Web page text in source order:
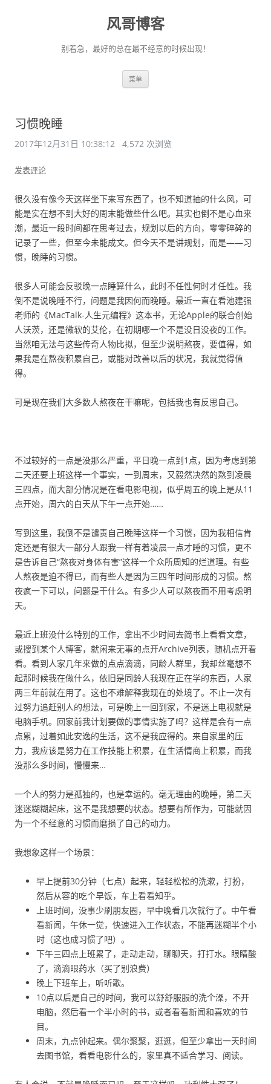
风哥博客
别着急，最好的总在最不经意的时候出现！
菜单
习惯晚睡
2017年12月31日 10:38:12 4,572 次浏览
发表评论
很久没有像今天这样坐下来写东西了，也不知道抽的什么风，可
能是实在想不到大好的周末能做些什么吧。其实也倒不是心血来
潮，最近一段时间都在思考过去，规划以后的方向，零零碎碎的
记录了一些，但至今未能成文。但今天不是讲规划，而是——习
惯，晚睡的习惯。
很多人可能会反驳晚一点睡算什么，此时不任性何时才任性。我
倒不是说晚睡不行，问题是我因何而晚睡。最近一直在看池建强
老师的《MacTalk-人生元编程》这本书，无论Apple的联合创始
人沃茨，还是微软的艾伦，在初期哪一个不是没日没夜的工作。
当然咱无法与这些传奇人物比拟，但至少说明熬夜，要值得，如
果我是在熬夜积累自己，或能对改善以后的状况，我就觉得值
得。
可是现在我们大多数人熬夜在干嘛呢，包括我也有反思自己。
不过较好的一点是没那么严重，平日晚一点到1点，因为考虑到第
二天还要上班这样一个事实，一到周末，又毅然决然的熬到凌晨
三四点，而大部分情况是在看电影电视，似乎周五的晚上是从11
点开始，周六的白天从下午一点开始……
写到这里，我倒不是谴责自己晚睡这样一个习惯，因为我相信肯
定还是有很大一部分人跟我一样有着凌晨一点才睡的习惯，更不
是告诉自己“熬夜对身体有害”这样一个众所周知的烂道理。有些
人熬夜是迫不得已，而有些人是因为三四年时间形成的习惯。熬
夜疯一下可以，问题是干什么。有多少人可以熬夜而不用考虑明
天。
最近上班没什么特别的工作，拿出不少时间去简书上看看文章，
或搜到某个人博客，就闲来无事的点开Archive列表，随机点开看
看。看到人家几年来做的点点滴滴，同龄人群里，我却丝毫想不
起那时候我在做什么，依旧是同龄人我现在正在学的东西，人家
两三年前就在用了。这也不难解释我现在的处境了。不止一次有
过努力追赶别人的想法，可是晚上一回到家，不是迷上电视就是
电脑手机。回家前我计划要做的事情实施了吗？这样是会有一点
点累，过着如此安逸的生活，这不是我应得的。来自家里的压
力，我应该是努力在工作技能上积累，在生活情商上积累，而我
没那么多时间，慢慢来…
一个人的努力是孤独的，也是幸运的。毫无理由的晚睡，第二天
迷迷糊糊起床，这不是我想要的状态。想要有所作为，可能就因
为一个不经意的习惯而磨损了自己的动力。
我想象这样一个场景：
早上提前30分钟（七点）起来，轻轻松松的洗漱，打扮，
然后从容的吃个早饭，车上看看知乎。
上班时间，没事少刷朋友圈，早中晚看几次就行了。中午看
看新闻，午休一觉，快速进入工作状态，不能再迷糊半个小
时（这也成习惯了吧）。
下午三四点上班累了，走动走动，聊聊天，打打水。眼睛酸
了，滴滴眼药水（买了别浪费）
晚上下班车上，听听歌。
10点以后是自己的时间，我可以舒舒服服的洗个澡，不开
电脑，然后看一个半小时的书，或者看看新闻和喜欢的节
目。
周末，九点钟起来。偶尔聚聚，逛逛，但至少拿出一天时间
去图书馆，看看电影什么的，家里真不适合学习、阅读。